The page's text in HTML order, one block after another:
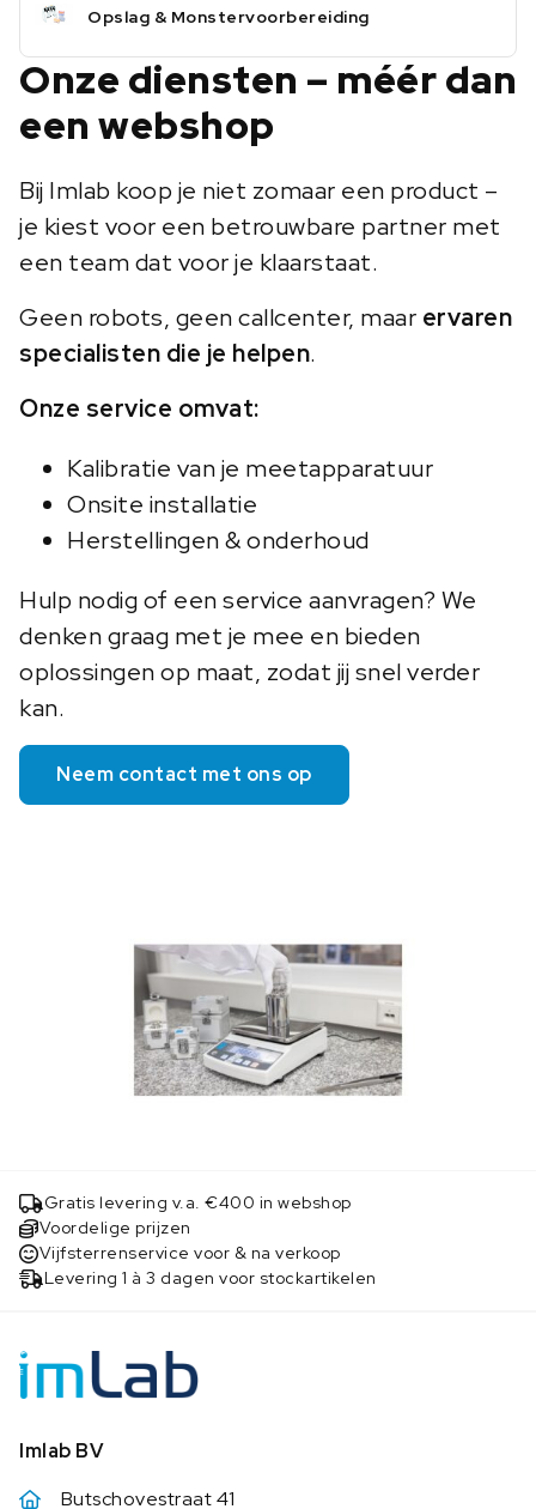
Opslag & Monstervoorbereiding
Onze diensten – méér dan
een webshop
Bij Imlab koop je niet zomaar een product –
je kiest voor een betrouwbare partner met
een team dat voor je klaarstaat.
Geen robots, geen callcenter, maar ervaren
specialisten die je helpen.
Onze service omvat:
Kalibratie van je meetapparatuur
Onsite installatie
Herstellingen & onderhoud
Hulp nodig of een service aanvragen? We
denken graag met je mee en bieden
oplossingen op maat, zodat jij snel verder
kan.
Neem contact met ons op
Gratis levering v.a. €400 in webshop
Voordelige prijzen
Vijfsterrenservice voor & na verkoop
Levering 1 à 3 dagen voor stockartikelen
Imlab BV
Butschovestraat 41